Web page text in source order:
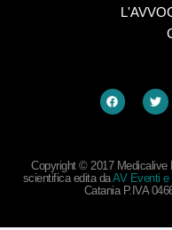
Copyright © 2017 Medicalive
scientifica edita daAV Eventi e
Catania P.IVA